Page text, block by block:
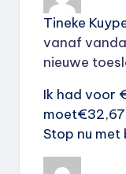
Tineke
vanaf
nieuwe
Ik had voor
Stop nu met